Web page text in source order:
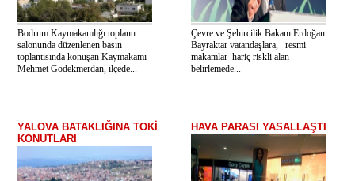
Bodrum Kaymakamlığı toplantı
salonunda düzenlenen basın
toplantısında konuşan Kaymakamı
Mehmet Gödekmerdan, ilçede...
Çevre ve Şehircilik Bakanı Erdoğan
Bayraktar vatandaşlara, resmi
makamlar hariç riskli alan
belirlemede...
YALOVA BATAKLIĞINA TOKİ
KONUTLARI
HAVA PARASI YASALLAŞTI